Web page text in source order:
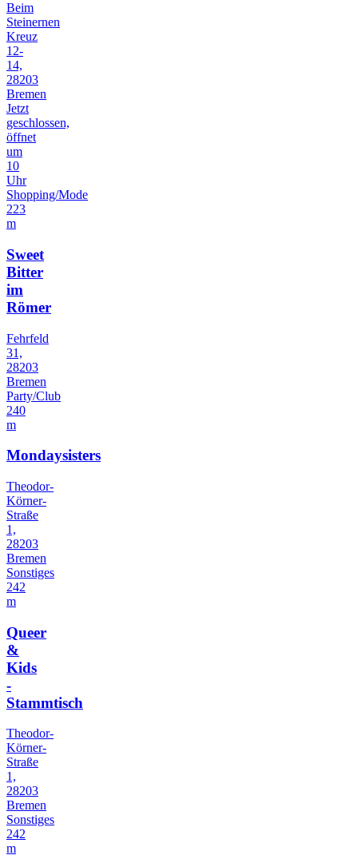
Beim
Steinernen
Kreuz
12-
14,
28203
Bremen
Jetzt
geschlossen,
öffnet
um
10
Uhr
Shopping/Mode
223
m
Sweet
Bitter
im
Römer
Fehrfeld
31,
28203
Bremen
Party/Club
240
m
Mondaysisters
Theodor-
Körner-
Straße
1,
28203
Bremen
Sonstiges
242
m
Queer
&
Kids
-
Stammtisch
Theodor-
Körner-
Straße
1,
28203
Bremen
Sonstiges
242
m